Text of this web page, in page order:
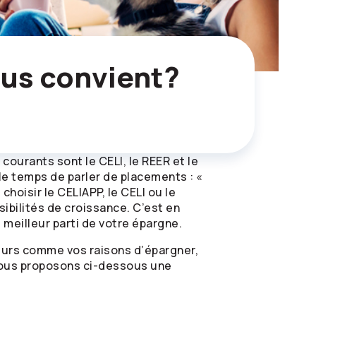
convient?
sont le CELI, le REER et le
temps de parler de placements : «
le CELIAPP, le CELI ou le
de croissance. C’est en
parti de votre épargne.
comme vos raisons d’épargner,
proposons ci-dessous une